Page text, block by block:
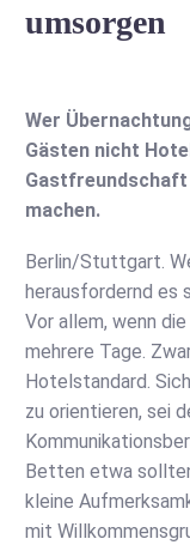
umsorgen
Wer
Gästen nicht
Gastfreundschaft
machen.
Berlin/Stuttgart.
herausfordernd es
Vor allem, wenn
mehrere Tage.
Hotelstandard.
zu orientieren, sei
Betten etwa
kleine
mit